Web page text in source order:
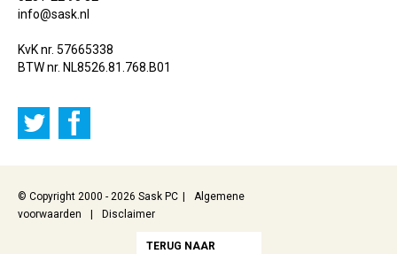
info@sask.nl
KvK nr. 57665338
BTW nr. NL8526.81.768.B01
© Copyright 2000 - 2026 Sask PC
Algemene
voorwaarden
Disclaimer
TERUG NAAR